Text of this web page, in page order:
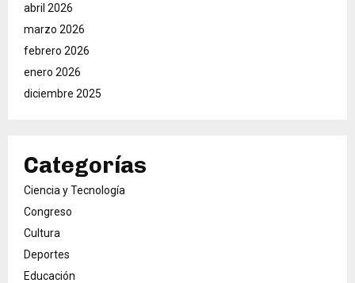
abril 2026
marzo 2026
febrero 2026
enero 2026
diciembre 2025
Categorías
Ciencia y Tecnología
Congreso
Cultura
Deportes
Educación